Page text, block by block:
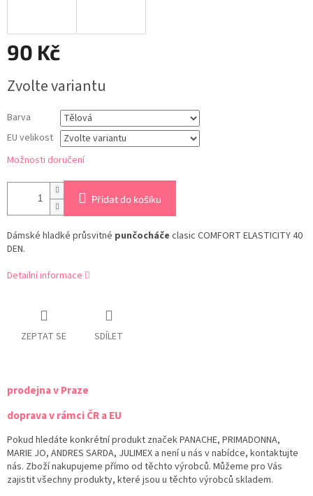
90 Kč
cena:
Zvolte variantu
Barva
EU velikost
Možnosti doručení
Přidat do košíku
Dámské hladké průsvitné punčocháče clasic COMFORT ELASTICITY 40
DEN.
Detailní informace
ZEPTAT SE SDÍLET
prodejna v Praze
doprava v rámci ČR a EU
Pokud hledáte konkrétní produkt značek PANACHE, PRIMADONNA,
MARIE JO, ANDRES SARDA, JULIMEX a není u nás v nabídce, kontaktujte
nás. Zboží nakupujeme přímo od těchto výrobců. Můžeme pro Vás
zajistit všechny produkty, které jsou u těchto výrobců skladem.